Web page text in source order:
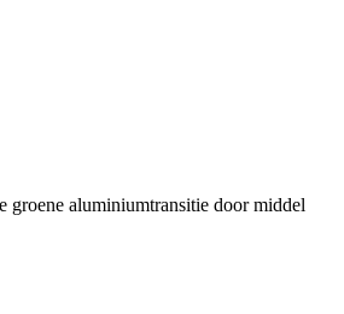
groene aluminiumtransitie door middel